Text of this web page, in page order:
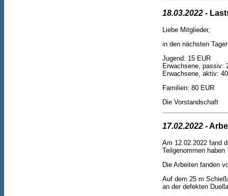
18.03.2022 -
Liebe Mitglieder,
in den nächsten
Jugend: 15 EUR
Erwachsene, passiv:
Erwachsene, aktiv:
Familien: 80 EUR
Die Vorstandschaft
17.02.2022 -
Am 12.02.2022 fand
Teilgenommen
Die Arbeiten fanden
Auf dem 25 m
an der defekten